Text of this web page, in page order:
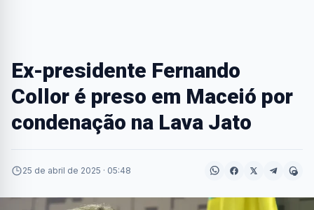
Ex-presidente Fernando
Collor é preso em Maceió por
condenação na Lava Jato
25 de abril de 2025 · 05:48